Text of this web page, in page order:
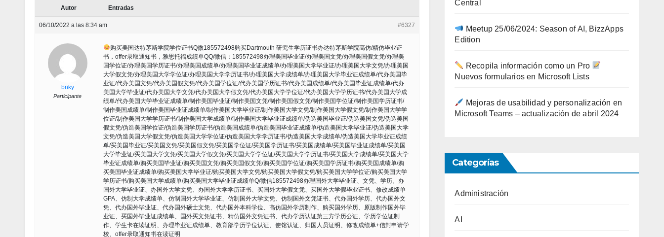
Autor Entradas
06/10/2022 a las 8:34 am #6327
bnky
Participante
购买美国达特茅斯学院学位证书Q微185572498购买Dartmouth 研究生学历证书办达特茅斯学院高仿/精仿毕业证
书，offer录取通知书，雅思托福成绩单QQ/微信：185572498办理美国毕业证/办理美国文凭/办理美国假文凭/办理美
国学位证/办理美国学历证书/办理美国成绩单/办理美国毕业证成绩单/办理美国大学毕业证/办理美国大学文凭/办理美国
大学假文凭/办理美国大学学位证/办理美国大学学历证书/办理美国大学成绩单/办理美国大学毕业证成绩单/代办美国毕
业证/代办美国文凭/代办美国假文凭/代办美国学位证/代办美国学历证书/代办美国成绩单/代办美国毕业证成绩单/代办
美国大学毕业证/代办美国大学文凭/代办美国大学假文凭/代办美国大学学位证/代办美国大学学历证书/代办美国大学成
绩单/代办美国大学毕业证成绩单/制作美国毕业证/制作美国文凭/制作美国假文凭/制作美国学位证/制作美国学历证书/
制作美国成绩单/制作美国毕业证成绩单/制作美国大学毕业证/制作美国大学文凭/制作美国大学假文凭/制作美国大学学
位证/制作美国大学学历证书/制作美国大学成绩单/制作美国大学毕业证成绩单/伪造美国毕业证/伪造美国文凭/伪造美国
假文凭/伪造美国学位证/伪造美国学历证书/伪造美国成绩单/伪造美国毕业证成绩单/伪造美国大学毕业证/伪造美国大学
文凭/伪造美国大学假文凭/伪造美国大学学位证/伪造美国大学学历证书/伪造美国大学成绩单/伪造美国大学毕业证成绩
单/买美国毕业证/买美国文凭/买美国假文凭/买美国学位证/买美国学历证书/买美国成绩单/买美国毕业证成绩单/买美国
大学毕业证/买美国大学文凭/买美国大学假文凭/买美国大学学位证/买美国大学学历证书/买美国大学成绩单/买美国大学
毕业证成绩单/购买美国毕业证/购买美国文凭/购买美国假文凭/购买美国学位证/购买美国学历证书/购买美国成绩单/购
买美国毕业证成绩单/购买美国大学毕业证/购买美国大学文凭/购买美国大学假文凭/购买美国大学学位证/购买美国大学
学历证书/购买美国大学成绩单/购买美国大学毕业证成绩单Q/微信185572498办理国外大学毕业证、文凭、学历。办
国外大学毕业证、办国外大学文凭、办国外大学学历证书、买国外大学假文凭、买国外大学假毕业证书、修改成绩单
GPA、仿制大学成绩单、仿制国外大学毕业证、仿制国外大学文凭、仿制国外文凭证书、代办国外学历、代办国外文
凭、代办国外毕业证、代办国外硕士文凭、代办国外本科学位、高仿国外学历制作、购买国外学历、原版制作国外毕
业证、买国外毕业证成绩单、国外买文凭证书、精仿国外文凭证书、代办学历认证第三方学历公证、学历学位证制
作、学生卡在读证明、办理毕业证成绩单、教育部学历学位认证、使馆认证、归国人员证明、修改成绩单+信封申请学
校、offer录取通知书在读证明
Central
Meetup 25/06/2024: Season of AI, BizzApps
Edition
Recopila información como un Pro
Nuevos formularios en Microsoft Lists
Mejoras de usabilidad y personalización en
Microsoft Teams – actualización de abril 2024
Categorías
Administración
AI